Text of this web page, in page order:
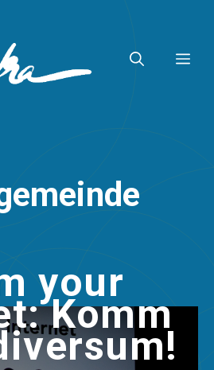
your
Komm